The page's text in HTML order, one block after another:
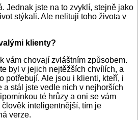
Jednak jste na to zvyklí, stejně jako
stýkali. Ale nelituji toho života v
klienty?
vám chovají zvláštním způsobem.
byl v jejich nejtěžších chvílích, a
potřebují. Ale jsou i klienti, kteří, i
a stál jste vedle nich v nejhorších
té hrůzy a oni se vám
inteligentnější, tím je
verze.